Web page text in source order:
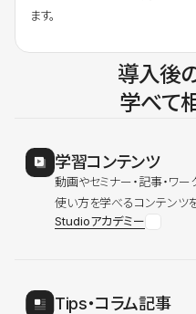
ます。
導入後
学べて
学習コンテンツ
動画やセミナー・記事・ワー
使い方を学べるコンテンツ
Studioアカデミー
Tips・コラム記事